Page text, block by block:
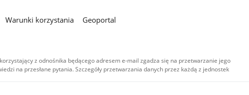
Warunki korzystania
Geoportal
z odnośnika będącego adresem e-mail zgadza się na przetwarzanie jego
na przesłane pytania. Szczegóły przetwarzania danych przez każdą z jednostek